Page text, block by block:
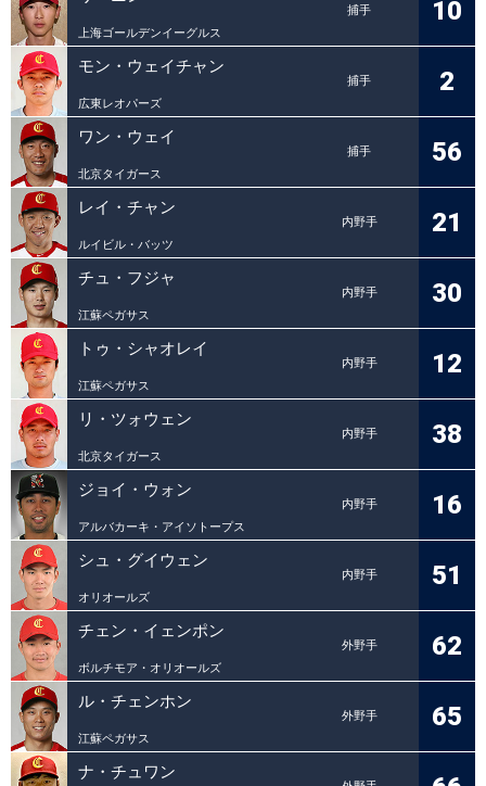
捕手
上海ゴールデンイーグルス
10
モン・ウェイチャン
捕手
広東レオパーズ
2
ワン・ウェイ
捕手
北京タイガース
56
レイ・チャン
内野手
ルイビル・バッツ
21
チュ・フジャ
内野手
江蘇ペガサス
30
トゥ・シャオレイ
内野手
江蘇ペガサス
12
リ・ツォウェン
内野手
北京タイガース
38
ジョイ・ウォン
内野手
アルバカーキ・アイソトープス
16
シュ・グイウェン
内野手
オリオールズ
51
チェン・イェンポン
外野手
ボルチモア・オリオールズ
62
ル・チェンホン
外野手
江蘇ペガサス
65
ナ・チュワン